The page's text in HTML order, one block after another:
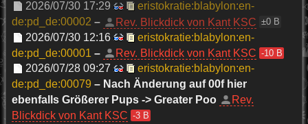
2026/07/30 17:29
eristokratie:blabylon:en-
de:pd_de:00002 – Rev. Blickdick von Kant KSC ±0 B
2026/07/30 12:16
eristokratie:blabylon:en-
de:pd_de:00001 – Rev. Blickdick von Kant KSC -10 B
2026/07/28 09:27
eristokratie:blabylon:en-
de:pd_de:00079 – Nach Änderung auf 00f hier
ebenfalls Größerer Pups -> Greater Poo
Rev.
Blickdick von Kant KSC -3 B